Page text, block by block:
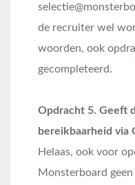
de recruiter wel
woorden, ook
gecompleteerd.
Opdracht 5. Geeft
bereikbaarheid via
Helaas, ook voor
Monsterboard